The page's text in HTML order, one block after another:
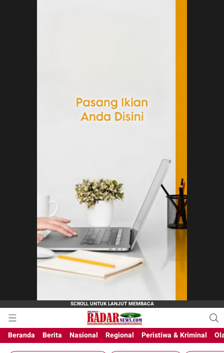
Beranda Berita Nasional Regional Peristiwa & Kriminal